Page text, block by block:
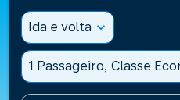
Ida e volta expand_more
1 Passageiro, Classe